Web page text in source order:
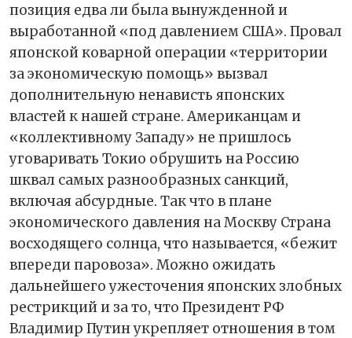
позиция едва ли была вынужденной и
выработанной «под давлением США». Провал
японской коварной операции «территории
за экономическую помощь» вызвал
дополнительную ненависть японских
властей к нашей стране. Американцам и
«коллективному Западу» не пришлось
уговаривать Токио обрушить на Россию
шквал самых разнообразных санкций,
включая абсурдные. Так что в плане
экономического давления на Москву Страна
восходящего солнца, что называется, «бежит
впереди паровоза». Можно ожидать
дальнейшего ужесточения японских злобных
рестрикций и за то, что Президент РФ
Владимир Путин укрепляет отношения в том